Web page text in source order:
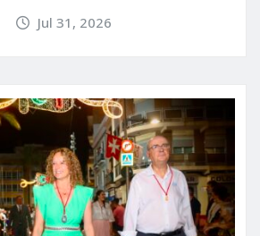
Jul 31, 2026